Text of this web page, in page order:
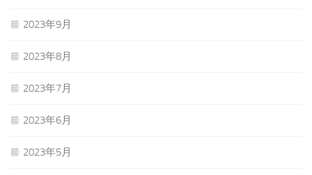
2023年9月
2023年8月
2023年7月
2023年6月
2023年5月